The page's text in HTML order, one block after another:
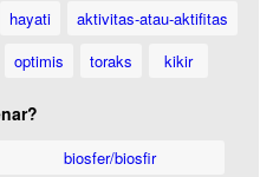
hayati
aktivitas-atau-aktifitas
optimis toraks kikir
biosfer/biosfir